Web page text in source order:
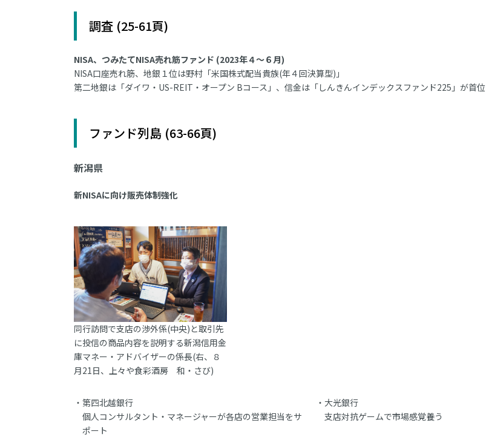
調査 (25-61頁)
NISA、つみたてNISA売れ筋ファンド (2023年４～６月)
NISA口座売れ筋、地銀１位は野村「米国株式配当貴族(年４回決算型)」
第二地銀は「ダイワ・US-REIT・オープン Bコース」、信金は「しんきんインデックスファンド225」が首位
ファンド列島 (63-66頁)
新潟県
新NISAに向け販売体制強化
同行訪問で支店の渉外係(中央)と取引先
に投信の商品内容を説明する新潟信用金
庫マネー・アドバイザーの係長(右、８
月21日、上々や食彩酒房 和・さび)
第四北越銀行
個人コンサルタント・マネージャーが各店の営業担当をサ
ポート
大光銀行
支店対抗ゲームで市場感覚養う